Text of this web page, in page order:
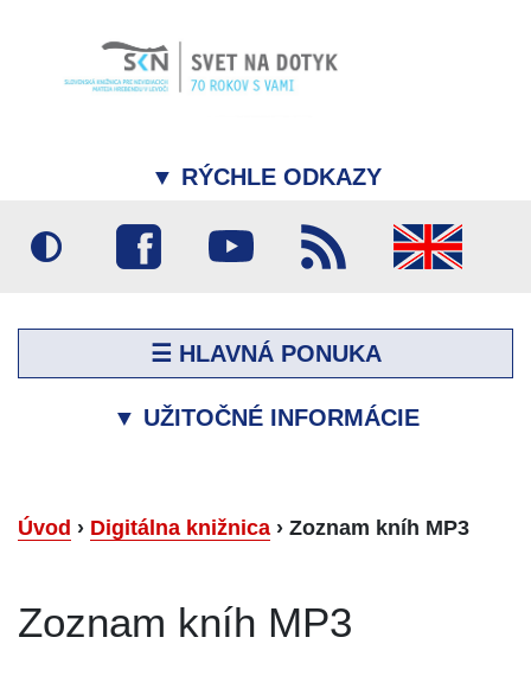
▼ RÝCHLE ODKAZY
☰ HLAVNÁ PONUKA
▼ UŽITOČNÉ INFORMÁCIE
Úvod › Digitálna knižnica › Zoznam kníh MP3
Zoznam kníh MP3